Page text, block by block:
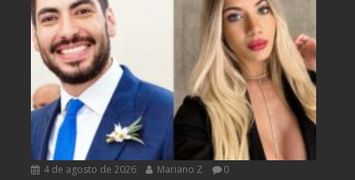
4 de agosto de 2026 Mariano Z 0